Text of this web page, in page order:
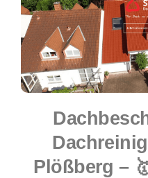
Plößberg –